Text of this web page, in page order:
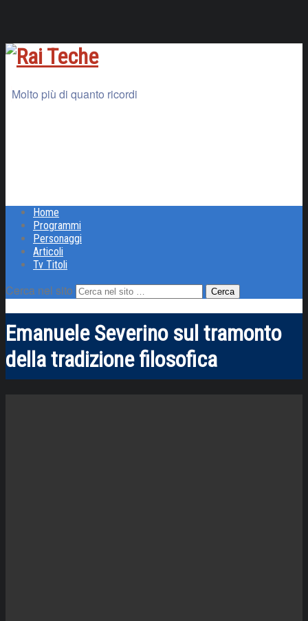
Molto più di quanto ricordi
Home
Programmi
Personaggi
Articoli
Tv Titoli
Cerca nel sito
Emanuele Severino sul tramonto
della tradizione filosofica